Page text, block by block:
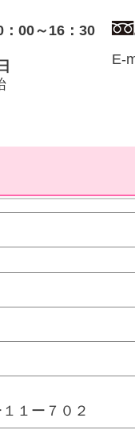
00～16：30
E-
１ー７０２